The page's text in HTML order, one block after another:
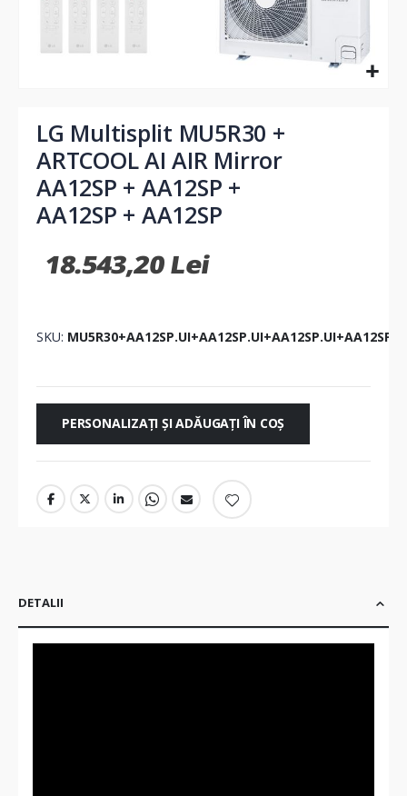
beginning
images
LG Multisplit MU5R30 +
ARTCOOL AI AIR Mirror
AA12SP + AA12SP +
AA12SP + AA12SP
18.543,20 Lei
SKU
PERSONALIZAȚI ȘI ADĂUGAȚI ÎN COȘ
DETALII